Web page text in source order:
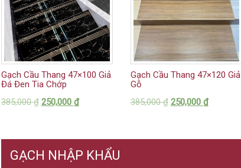
Gạch Cầu Thang 47×100 Giả
Đá Đen Tia Chớp
385,000₫ 250,000 ₫
Gạch Cầu Thang 47×120 Giả
Gỗ
385,000₫ 250,000 ₫
GẠCH NHẬP KHẨU